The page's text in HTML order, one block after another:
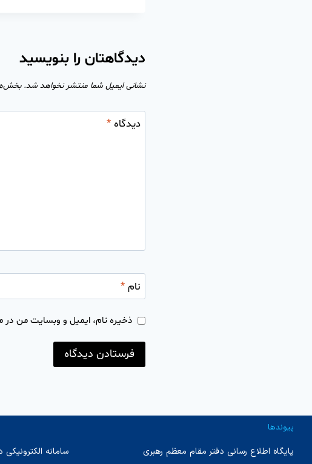
دیدگاهتان را بنویسید
نشانی ایمیل شما منتشر نخواهد شد.
دیدگاه*
نام*
ذخیره نام، ایمیل و وبسایت من در
پیوندها
پایگاه اطلاع رسانی دفتر مقام معظم رهبری سامانه